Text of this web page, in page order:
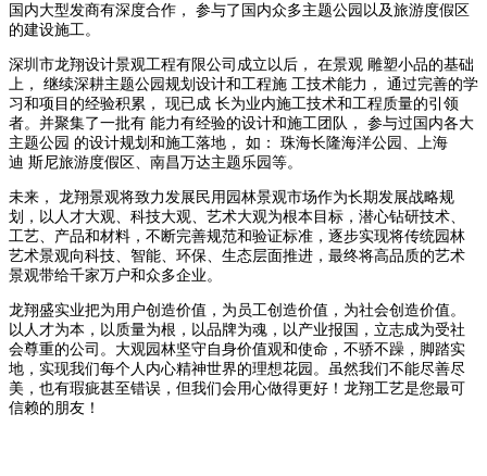
国内大型发商有深度合作， 参与了国内众多主题公园以及旅游度假区
的建设施工。
深圳市龙翔设计景观工程有限公司成立以后， 在景观 雕塑小品的基础
上， 继续深耕主题公园规划设计和工程施 工技术能力， 通过完善的学
习和项目的经验积累， 现已成 长为业内施工技术和工程质量的引领
者。并聚集了一批有 能力有经验的设计和施工团队， 参与过国内各大
主题公园 的设计规划和施工落地， 如： 珠海长隆海洋公园、上海
迪 斯尼旅游度假区、南昌万达主题乐园等。
未来， 龙翔景观将致力发展民用园林景观市场作为长期发展战略规
划，以人才大观、科技大观、艺术大观为根本目标，潜心钻研技术、
工艺、产品和材料，不断完善规范和验证标准，逐步实现将传统园林
艺术景观向科技、智能、环保、生态层面推进，最终将高品质的艺术
景观带给千家万户和众多企业。
龙翔盛实业把为用户创造价值，为员工创造价值，为社会创造价值。
以人才为本，以质量为根，以品牌为魂，以产业报国，立志成为受社
会尊重的公司。大观园林坚守自身价值观和使命，不骄不躁，脚踏实
地，实现我们每个人内心精神世界的理想花园。虽然我们不能尽善尽
美，也有瑕疵甚至错误，但我们会用心做得更好！龙翔工艺是您最可
信赖的朋友！